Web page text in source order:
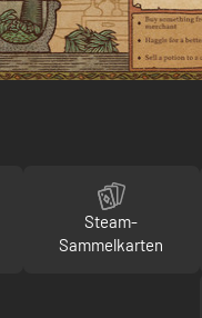
Steam-
Sammelkarten